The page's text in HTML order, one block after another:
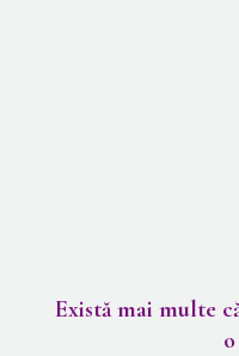
Există mai multe